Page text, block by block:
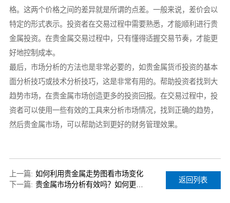
格。这两个价格之间的差异就是所谓的点差。一般来说，差价会以
特定的形式表示。投资者在交易过程中需要熟悉，才能顺利进行贵
金属投资。在贵金属交易过程中，只有懂得适握交易节奏，才能更
好地控制成本。
最后，市场分析的方法也是非常必要的，如贵金属货币投资的基本
面分析技巧或技术分析技巧，这是非常有用的。帮助投资者找到大
趋势市场，在贵金属市场创造更多的投资回报。在交易过程中，投
资者可以使用一些有效的工具来分析市场情况，找到正确的趋势，
然后贵金属市场，可以帮助达到更好的财务管理效果。
上一篇: 如何利用贵金属走势图看市场变化
下一篇:
贵金属市场分析有效吗？如何更好地判断未来走势？
返回列表